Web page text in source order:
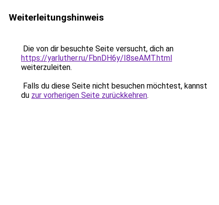
Weiterleitungshinweis
Die von dir besuchte Seite versucht, dich an
https://yarluther.ru/FbnDH6y/I8seAMT.html
weiterzuleiten.
Falls du diese Seite nicht besuchen möchtest, kannst
du zur vorherigen Seite zurückkehren.